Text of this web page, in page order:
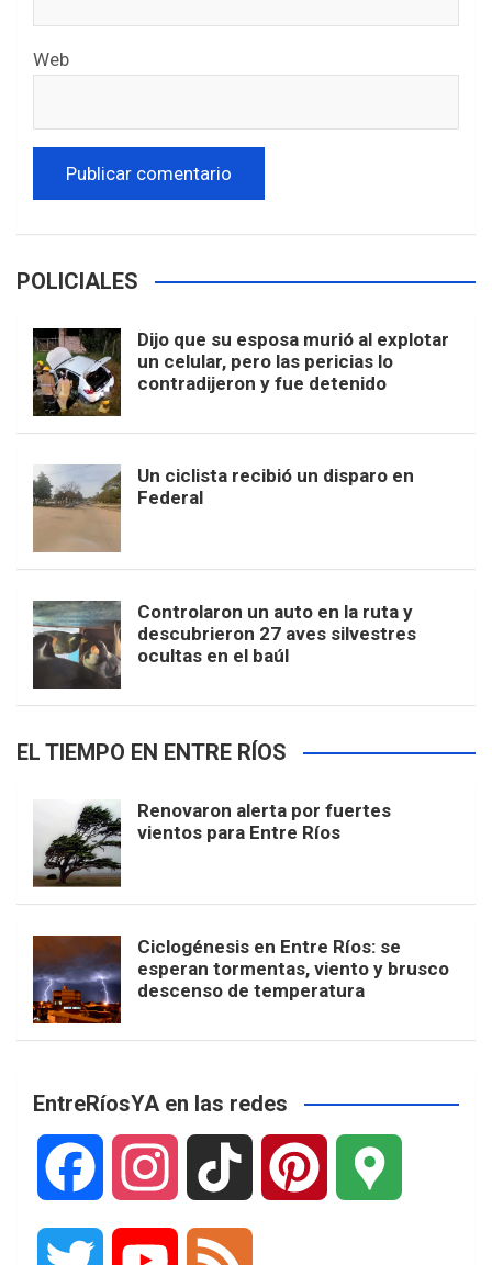
Web
POLICIALES
Dijo que su esposa murió al explotar
un celular, pero las pericias lo
contradijeron y fue detenido
Un ciclista recibió un disparo en
Federal
Controlaron un auto en la ruta y
descubrieron 27 aves silvestres
ocultas en el baúl
EL TIEMPO EN ENTRE RÍOS
Renovaron alerta por fuertes
vientos para Entre Ríos
Ciclogénesis en Entre Ríos: se
esperan tormentas, viento y brusco
descenso de temperatura
EntreRíosYA en las redes